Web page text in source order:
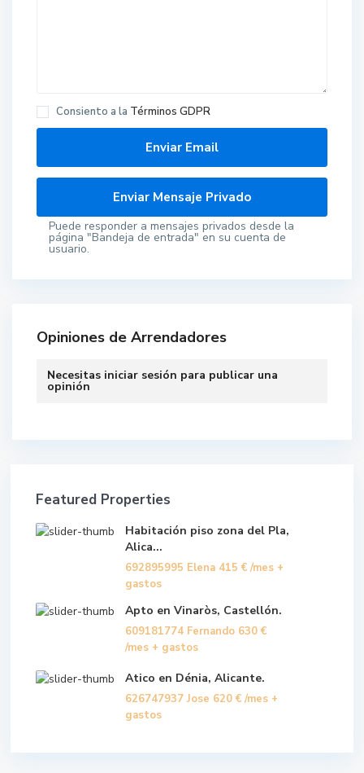
Consiento a la Términos GDPR
Puede responder a mensajes privados desde la
página "Bandeja de entrada" en su cuenta de
usuario.
Opiniones de Arrendadores
Necesitas iniciar sesión para publicar una
opinión
Featured Properties
Habitación piso zona del Pla,
Alica...
692895995 Elena 415 € /mes +
gastos
Apto en Vinaròs, Castellón.
609181774 Fernando 630 €
/mes + gastos
Atico en Dénia, Alicante.
626747937 Jose 620 € /mes +
gastos